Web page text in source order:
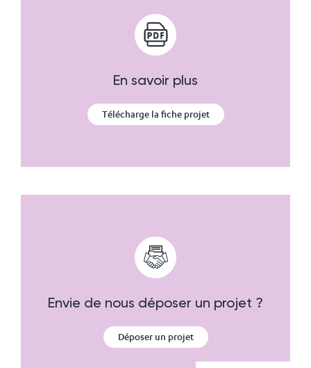
En savoir plus
Télécharge la fiche projet
Envie de nous déposer un projet ?
Déposer un projet